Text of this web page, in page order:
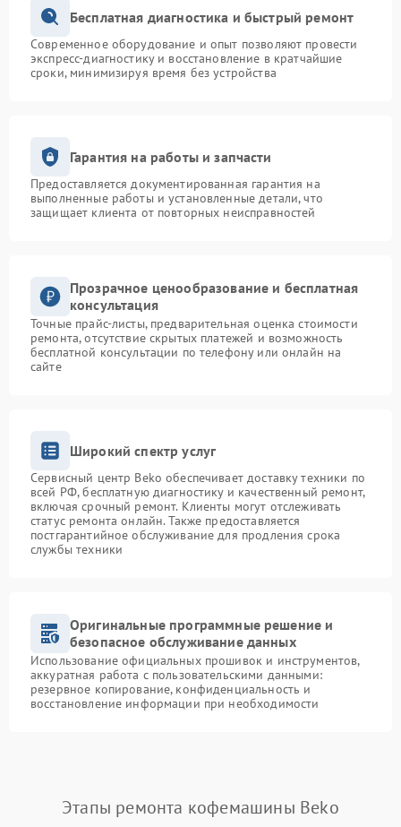
Бесплатная диагностика и быстрый ремонт
Современное оборудование и опыт позволяют провести
экспресс-диагностику и восстановление в кратчайшие
сроки, минимизируя время без устройства
Гарантия на работы и запчасти
Предоставляется документированная гарантия на
выполненные работы и установленные детали, что
защищает клиента от повторных неисправностей
Прозрачное ценообразование и бесплатная
консультация
Точные прайс-листы, предварительная оценка стоимости
ремонта, отсутствие скрытых платежей и возможность
бесплатной консультации по телефону или онлайн на
сайте
Широкий спектр услуг
Сервисный центр Beko обеспечивает доставку техники по
всей РФ, бесплатную диагностику и качественный ремонт,
включая срочный ремонт. Клиенты могут отслеживать
статус ремонта онлайн. Также предоставляется
постгарантийное обслуживание для продления срока
службы техники
Оригинальные программные решение и
безопасное обслуживание данных
Использование официальных прошивок и инструментов,
аккуратная работа с пользовательскими данными:
резервное копирование, конфиденциальность и
восстановление информации при необходимости
Этапы ремонта кофемашины Beko